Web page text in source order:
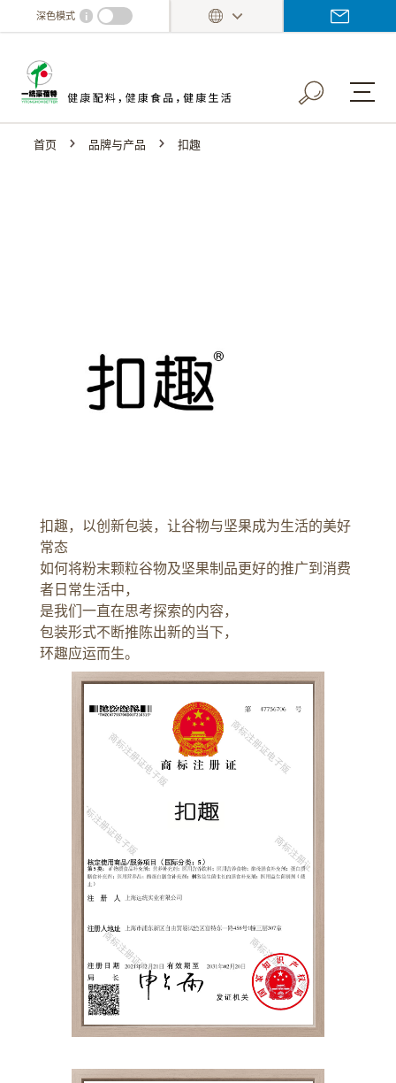
to
content
深色模式 i
首页 品牌与产品 扣趣
扣趣，以创新包装，让谷物与坚果成为生活的美好
常态
如何将粉末颗粒谷物及坚果制品更好的推广到消费
者日常生活中，
是我们一直在思考探索的内容，
包装形式不断推陈出新的当下，
环趣应运而生。